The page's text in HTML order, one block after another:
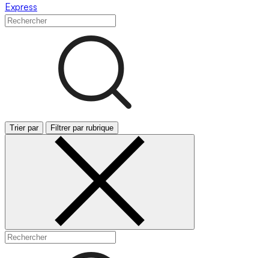
Express
Trier par Filtrer par rubrique